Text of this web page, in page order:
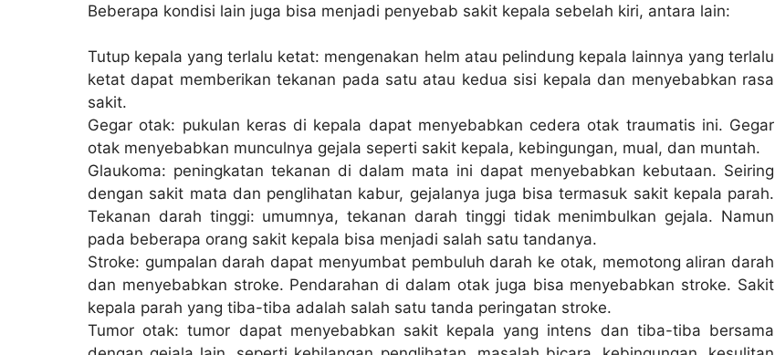
Beberapa kondisi lain juga bisa menjadi penyebab sakit kepala sebelah kiri, antara lain:
Tutup kepala yang terlalu ketat: mengenakan helm atau pelindung kepala lainnya yang terlalu
ketat dapat memberikan tekanan pada satu atau kedua sisi kepala dan menyebabkan rasa
sakit.
Gegar otak: pukulan keras di kepala dapat menyebabkan cedera otak traumatis ini. Gegar
otak menyebabkan munculnya gejala seperti sakit kepala, kebingungan, mual, dan muntah.
Glaukoma: peningkatan tekanan di dalam mata ini dapat menyebabkan kebutaan. Seiring
dengan sakit mata dan penglihatan kabur, gejalanya juga bisa termasuk sakit kepala parah.
Tekanan darah tinggi: umumnya, tekanan darah tinggi tidak menimbulkan gejala. Namun
pada beberapa orang sakit kepala bisa menjadi salah satu tandanya.
Stroke: gumpalan darah dapat menyumbat pembuluh darah ke otak, memotong aliran darah
dan menyebabkan stroke. Pendarahan di dalam otak juga bisa menyebabkan stroke. Sakit
kepala parah yang tiba-tiba adalah salah satu tanda peringatan stroke.
Tumor otak: tumor dapat menyebabkan sakit kepala yang intens dan tiba-tiba bersama